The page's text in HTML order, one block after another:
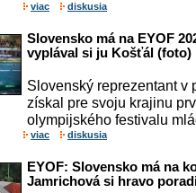
viac diskusia
Slovensko má na EYOF
vyplával si ju Košťál (foto)
Slovenský reprezentant
získal pre svoju krajinu
olympijského festivalu
viac diskusia
EYOF: Slovensko má na
Jamrichová si hravo